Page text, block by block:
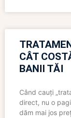
CÂT
BANII TĂI
Când cauți
direct, nu o
dăm mai jos